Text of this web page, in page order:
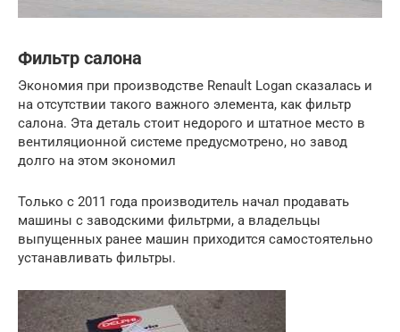
Фильтр салона
Экономия при производстве Renault Logan сказалась и
на отсутствии такого важного элемента, как фильтр
салона. Эта деталь стоит недорого и штатное место в
вентиляционной системе предусмотрено, но завод
долго на этом экономил
Только с 2011 года производитель начал продавать
машины с заводскими фильтрми, а владельцы
выпущенных ранее машин приходится самостоятельно
устанавливать фильтры.